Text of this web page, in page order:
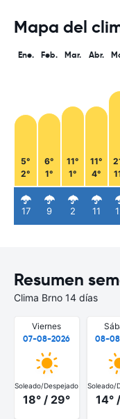
Mapa del
Ene.
5°
2°
17
Feb.
6°
1°
9
Mar.
11°
1°
2
Abr.
11°
4°
11
Resumen
Clima Brno 14 días
Viernes
07-08-2026
Soleado/Despejado
18° / 29°
08-
Soleado/
14°